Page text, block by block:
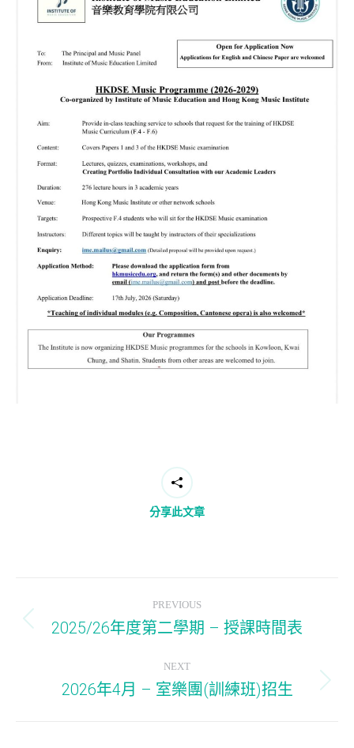
分享此文章
navigation
PREVIOUS
Previous
2025/26年度第二學期 – 授課時間表
NEXT
Next
2026年4月 – 室樂團(訓練班)招生